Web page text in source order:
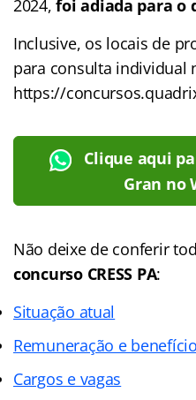
2024,foi adiada para o
Inclusive, os locais de
para consulta individual
https://
Clique aqui
Gran no
Não deixe de conferir
concurso CRESS PA:
Situação atual
Remuneração e
Cargos e vagas